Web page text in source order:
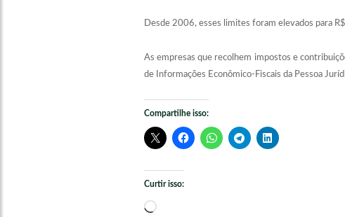
Desde 2006, esses limites foram elevados para
As empresas que recolhem impostos e
de Informações Econômico-Fiscais da Pessoa
Compartilhe isso:
Curtir isso:
Carregando...